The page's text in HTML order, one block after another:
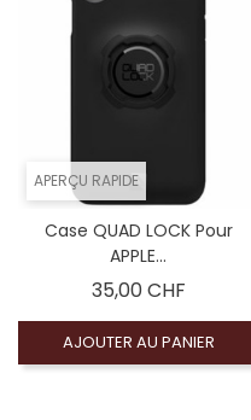
APERÇU RAPIDE
Case QUAD LOCK Pour
APPLE...
35,00 CHFPrix
AJOUTER AU PANIER